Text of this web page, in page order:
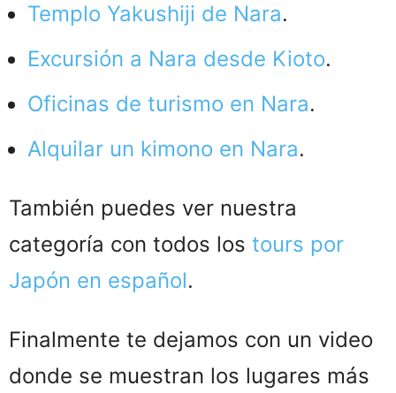
Templo Yakushiji de Nara.
Excursión a Nara desde Kioto.
Oficinas de turismo en Nara.
Alquilar un kimono en Nara.
También puedes ver nuestra
categoría con todos los tours por
Japón en español.
Finalmente te dejamos con un video
donde se muestran los lugares más